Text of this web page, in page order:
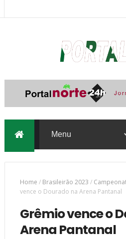
Home / Brasileirão 2023 /
vence o Dourado na Arena Pantanal
Grêmio vence o
Arena Pantanal